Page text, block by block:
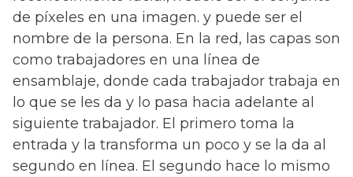
de píxeles en una imagen. y puede ser el
nombre de la persona. En la red, las capas son
como trabajadores en una línea de
ensamblaje, donde cada trabajador trabaja en
lo que se les da y lo pasa hacia adelante al
siguiente trabajador. El primero toma la
entrada y la transforma un poco y se la da al
segundo en línea. El segundo hace lo mismo